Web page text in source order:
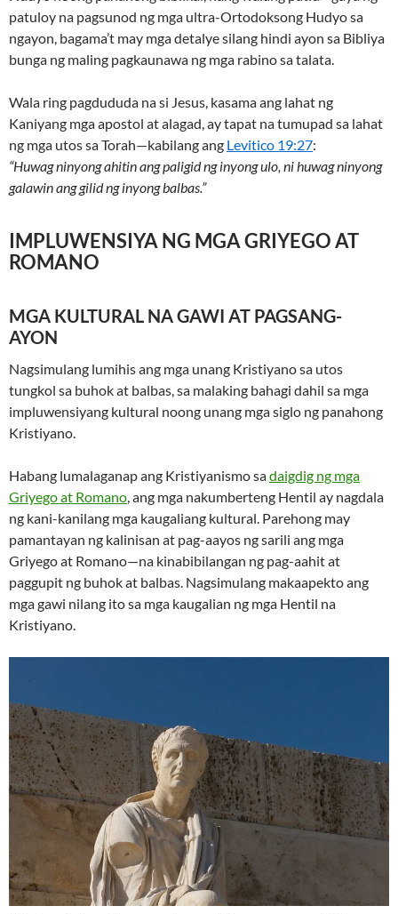
patuloy na pagsunod ng mga ultra-Ortodoksong Hudyo sa
ngayon, bagama’t may mga detalye silang hindi ayon sa Bibliya
bunga ng maling pagkaunawa ng mga rabino sa talata.
Wala ring pagdududa na si Jesus, kasama ang lahat ng
Kaniyang mga apostol at alagad, ay tapat na tumupad sa lahat
ng mga utos sa Torah—kabilang ang Levitico 19:27:
“Huwag ninyong ahitin ang paligid ng inyong ulo, ni huwag ninyong
galawin ang gilid ng inyong balbas.”
IMPLUWENSIYA NG MGA GRIYEGO AT
ROMANO
MGA KULTURAL NA GAWI AT PAGSANG-
AYON
Nagsimulang lumihis ang mga unang Kristiyano sa utos
tungkol sa buhok at balbas, sa malaking bahagi dahil sa mga
impluwensiyang kultural noong unang mga siglo ng panahong
Kristiyano.
Habang lumalaganap ang Kristiyanismo sadaigdig ng mga
Griyego at Romano, ang mga nakumberteng Hentil ay nagdala
ng kani-kanilang mga kaugaliang kultural. Parehong may
pamantayan ng kalinisan at pag-aayos ng sarili ang mga
Griyego at Romano—na kinabibilangan ng pag-aahit at
paggupit ng buhok at balbas. Nagsimulang makaapekto ang
mga gawi nilang ito sa mga kaugalian ng mga Hentil na
Kristiyano.